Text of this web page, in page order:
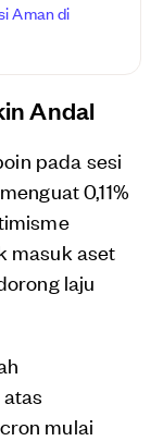
Aman di
Andal
pada sesi
0,11%
masuk aset
laju
mulai